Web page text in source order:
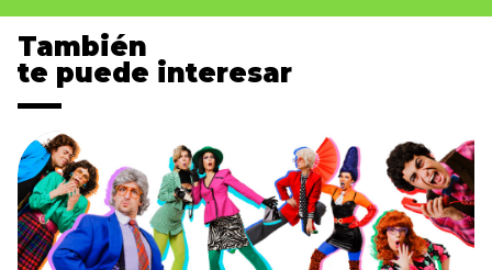
También
te puede interesar